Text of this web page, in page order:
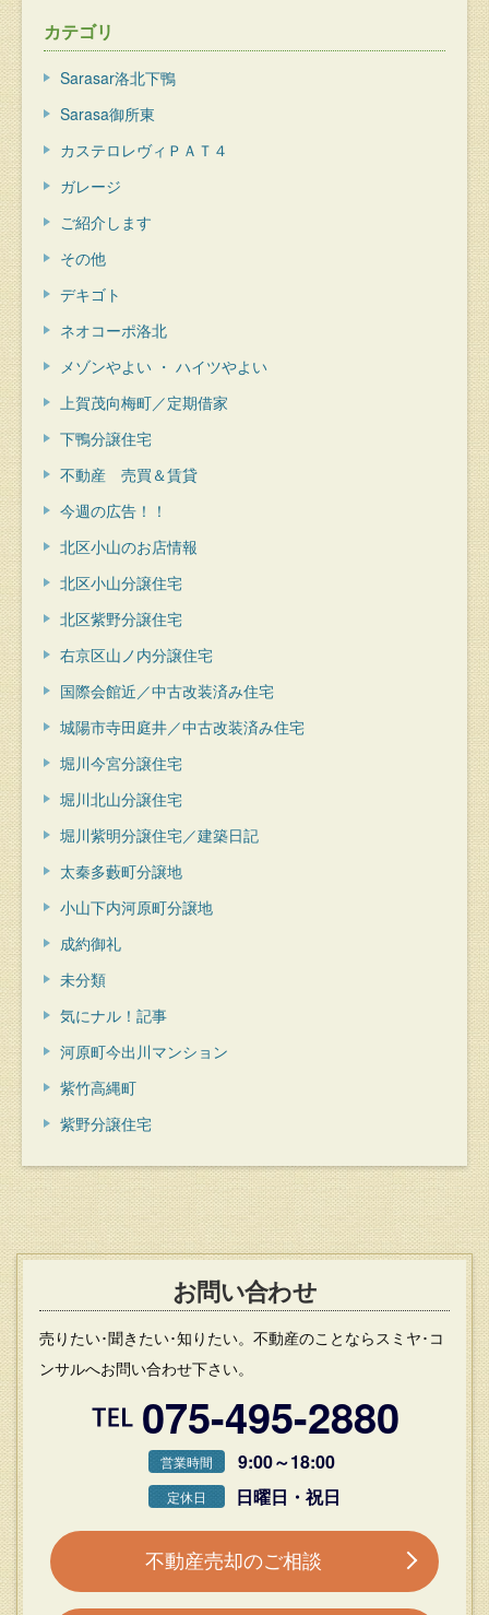
カテゴリ
Sarasar洛北下鴨
Sarasa御所東
カステロレヴィＰＡＴ４
ガレージ
ご紹介します
その他
デキゴト
ネオコーポ洛北
メゾンやよい ・ ハイツやよい
上賀茂向梅町／定期借家
下鴨分譲住宅
不動産 売買＆賃貸
今週の広告！！
北区小山のお店情報
北区小山分譲住宅
北区紫野分譲住宅
右京区山ノ内分譲住宅
国際会館近／中古改装済み住宅
城陽市寺田庭井／中古改装済み住宅
堀川今宮分譲住宅
堀川北山分譲住宅
堀川紫明分譲住宅／建築日記
太秦多藪町分譲地
小山下内河原町分譲地
成約御礼
未分類
気にナル！記事
河原町今出川マンション
紫竹高縄町
紫野分譲住宅
お問い合わせ
売りたい･聞きたい･知りたい。不動産のことならスミヤ･コ
ンサルへお問い合わせ下さい。
075-495-2880
営業時間 9:00～18:00
定休日 日曜日・祝日
不動産売却のご相談